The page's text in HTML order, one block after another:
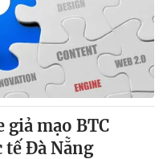
giả mạo BTC
tế Đà Nẵng